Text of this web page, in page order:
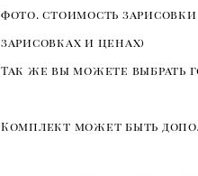
фото. стоимость
зарисовках и ценах)
Так же вы можете выбрать
Комплект может быть